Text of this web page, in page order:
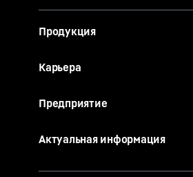
Продукция
Карьера
Предприятие
Актуальная информация